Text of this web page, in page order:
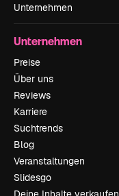
Unternehmen
Unternehmen
Preise
Über uns
Reviews
Karriere
Suchtrends
Blog
Veranstaltungen
Slidesgo